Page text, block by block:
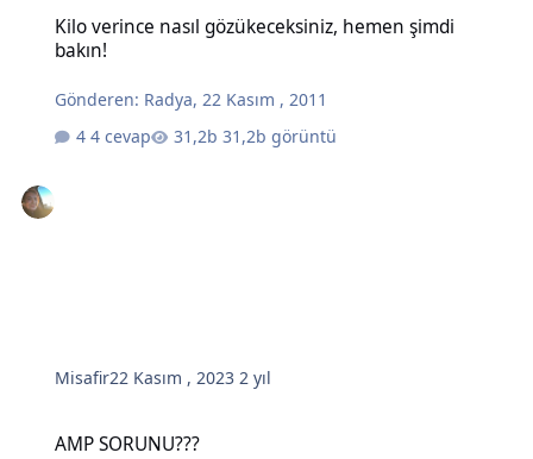
Kilo verince nasıl gözükeceksiniz, hemen şimdi
bakın!
Gönderen: Radya, 22 Kasım , 2011
4 cevap
31,2b görüntü
Misafir22 Kasım , 20232 yıl
AMP SORUNU???